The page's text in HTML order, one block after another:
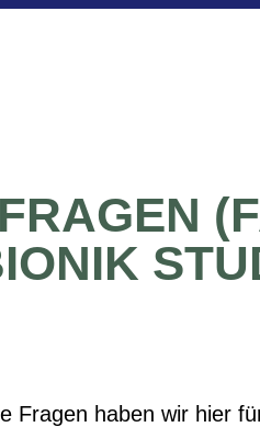
Fragen haben wir hier